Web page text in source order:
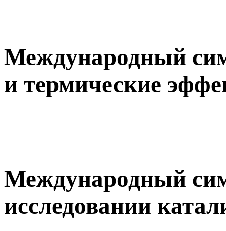
Международный
и термические
Международный
исследовании